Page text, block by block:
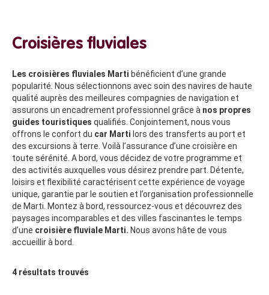
Croisières fluviales
Les croisières fluviales Marti bénéficient d’une grande
popularité. Nous sélectionnons avec soin des navires de haute
qualité auprès des meilleures compagnies de navigation et
assurons un encadrement professionnel grâce à nos propres
guides touristiques qualifiés. Conjointement, nous vous
offrons le confort du car Marti lors des transferts au port et
des excursions à terre. Voilà l’assurance d’une croisière en
toute sérénité. A bord, vous décidez de votre programme et
des activités auxquelles vous désirez prendre part. Détente,
loisirs et flexibilité caractérisent cette expérience de voyage
unique, garantie par le soutien et l’organisation professionnelle
de Marti. Montez à bord, ressourcez-vous et découvrez des
paysages incomparables et des villes fascinantes le temps
d’une croisière fluviale Marti. Nous avons hâte de vous
accueillir à bord.
4 résultats trouvés